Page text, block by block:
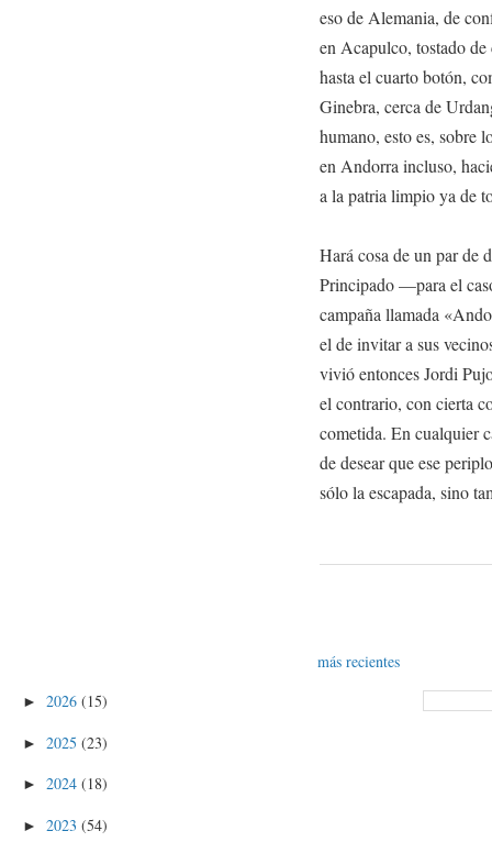
eso de Alemania, de
en Acapulco, tostado de
hasta el cuarto botón,
Ginebra, cerca de
humano, esto es, sobre
en Andorra incluso,
a la patria limpio ya de
Hará cosa de un par de
Principado —para el
campaña llamada
el de invitar a sus
vivió entonces Jordi
el contrario, con cierta
cometida. En cualquier
de desear que ese
sólo la escapada, sino
más recientes
► 2026 (15)
► 2025 (23)
► 2024 (18)
► 2023 (54)